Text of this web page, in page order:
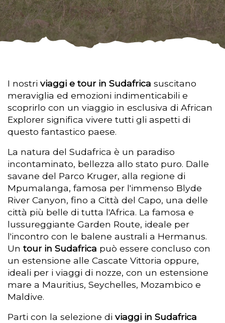
I nostri viaggi e tour in Sudafrica suscitano
meraviglia ed emozioni indimenticabili e
scoprirlo con un viaggio in esclusiva di African
Explorer significa vivere tutti gli aspetti di
questo fantastico paese.
La natura del Sudafrica è un paradiso
incontaminato, bellezza allo stato puro. Dalle
savane del Parco Kruger, alla regione di
Mpumalanga, famosa per l'immenso Blyde
River Canyon, fino a Città del Capo, una delle
città più belle di tutta l'Africa. La famosa e
lussureggiante Garden Route, ideale per
l'incontro con le balene australi a Hermanus.
Un tour in Sudafrica può essere concluso con
un estensione alle Cascate Vittoria oppure,
ideali per i viaggi di nozze, con un estensione
mare a Mauritius, Seychelles, Mozambico e
Maldive.
Parti con la selezione di viaggi in Sudafrica